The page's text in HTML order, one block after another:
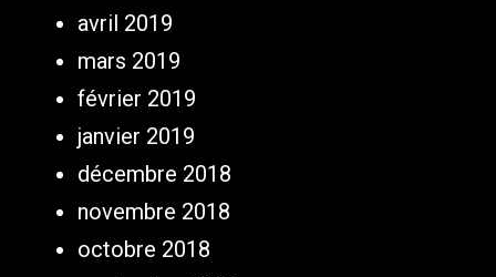
avril 2019
mars 2019
février 2019
janvier 2019
décembre 2018
novembre 2018
octobre 2018